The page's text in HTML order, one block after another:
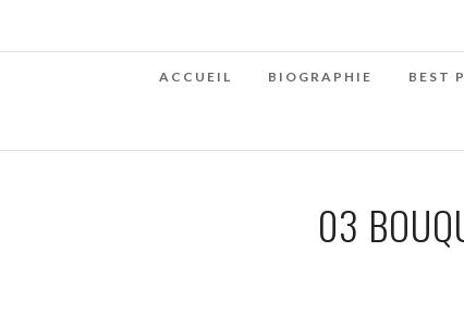
ACCUEIL BIOGRAPHIE BEST
03